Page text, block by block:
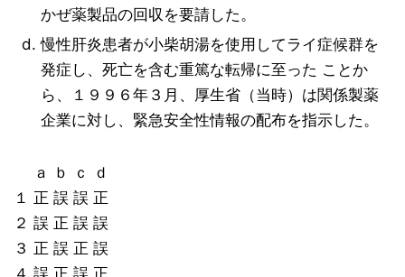
かぜ薬製品の回収を要請した。
慢性肝炎患者が小柴胡湯を使用してライ症候群を
発症し、死亡を含む重篤な転帰に至った ことか
ら、１９９６年３月、厚生省（当時）は関係製薬
企業に対し、緊急安全性情報の配布を指示した。
ａ ｂ ｃ ｄ
１ 正 誤 誤 正
２ 誤 正 誤 誤
３ 正 誤 正 誤